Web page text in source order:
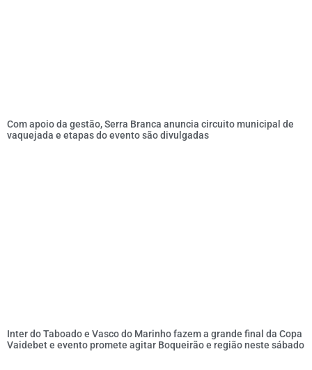
Com apoio da gestão, Serra Branca anuncia circuito municipal de
vaquejada e etapas do evento são divulgadas
Inter do Taboado e Vasco do Marinho fazem a grande final da Copa
Vaidebet e evento promete agitar Boqueirão e região neste sábado